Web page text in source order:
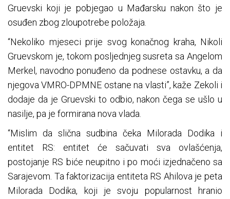
Gruevski koji je pobjegao u Mađarsku nakon što je
osuđen zbog zloupotrebe položaja.
“Nekoliko mjeseci prije svog konačnog kraha, Nikoli
Gruevskom je, tokom posljednjeg susreta sa Angelom
Merkel, navodno ponuđeno da podnese ostavku, a da
njegova VMRO-DPMNE ostane na vlasti”, kaže Zekoli i
dodaje da je Gruevski to odbio, nakon čega se ušlo u
nasilje, pa je formirana nova vlada.
“Mislim da slična sudbina čeka Milorada Dodika i
entitet RS: entitet će sačuvati sva ovlašćenja,
postojanje RS biće neupitno i po moći izjednačeno sa
Sarajevom. Ta faktorizacija entiteta RS Ahilova je peta
Milorada Dodika, koji je svoju popularnost hranio